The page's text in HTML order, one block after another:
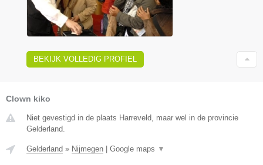
BEKIJK VOLLEDIG PROFIEL
Clown kiko
Niet gevestigd in de plaats Harreveld, maar wel in de provincie
Gelderland.
Gelderland » Nijmegen Google maps ▼